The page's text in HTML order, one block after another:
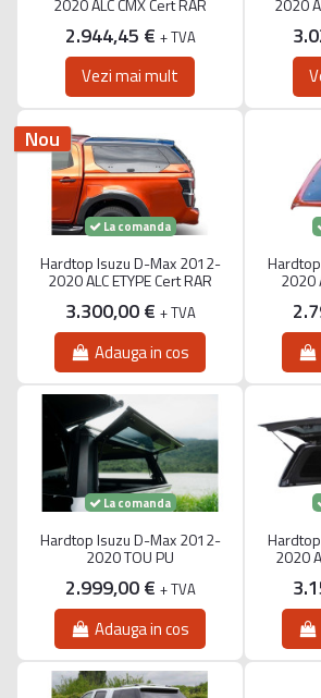
2020 ALC CMX Cert RAR
2.944,45 € + TVA
Vezi mai mult
2020
Nou
La comanda
Hardtop Isuzu D-Max 2012-
2020 ALC ETYPE Cert RAR
3.300,00 € + TVA
Adauga in cos
2020
La comanda
Hardtop Isuzu D-Max 2012-
2020 TOU PU
2.999,00 € + TVA
Adauga in cos
2020